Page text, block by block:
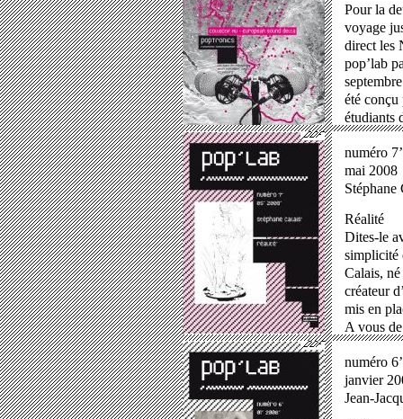
Pour la
voyage
direct les
pop’lab
été
étudiants
numéro 7’
mai 2008
Stéphane
Réalité
Dites-le
simplicité
Calais,
créateur
mis en
A vous
numéro 6’
janvier
Jean-